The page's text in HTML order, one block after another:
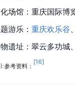
场馆： 重庆国际博
游乐： 重庆欢乐谷
遗址：翠云多功城
参考资料：
[16]